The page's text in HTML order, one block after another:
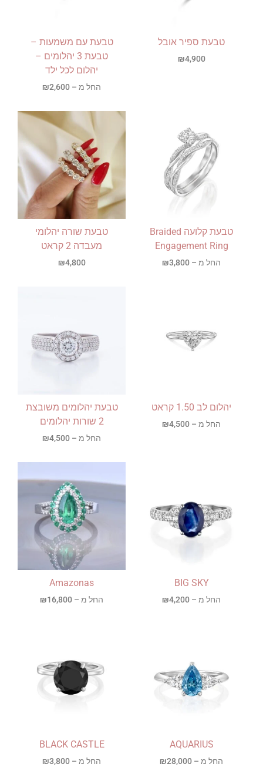
טבעת ספיר אובל
₪4,900
טבעת עם משמעות –
טבעת 3 יהלומים –
יהלום לכל ילד
החל מ – ₪2,600
טבעת קלועה Braided
Engagement Ring
החל מ – ₪3,800
טבעת שורה יהלומי
מעבדה 2 קראט
₪4,800
יהלום לב 1.50 קראט
החל מ – ₪4,500
טבעת יהלומים משובצת
2 שורות יהלומים
החל מ – ₪4,500
BIG SKY
החל מ – ₪4,200
Amazonas
החל מ – ₪16,800
AQUARIUS
החל מ – ₪28,000
BLACK CASTLE
החל מ – ₪3,800